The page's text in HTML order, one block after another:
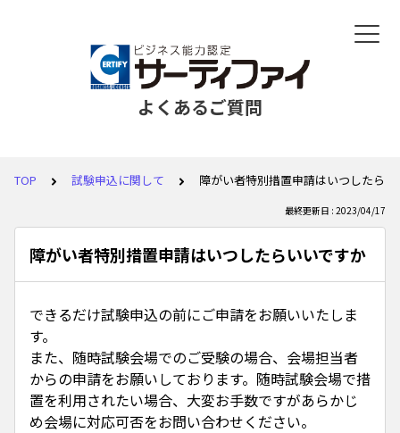
よくあるご質問
TOP 試験申込に関して 障がい者特別措置申請はいつしたら
最終更新日 : 2023/04/17
障がい者特別措置申請はいつしたらいいですか
できるだけ試験申込の前にご申請をお願いいたしま
す。
また、随時試験会場でのご受験の場合、会場担当者
からの申請をお願いしております。随時試験会場で措
置を利用されたい場合、大変お手数ですがあらかじ
め会場に対応可否をお問い合わせください。